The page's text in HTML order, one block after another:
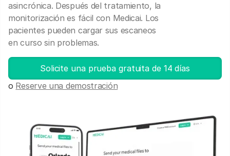
asincrónica. Después del tratamiento, la
monitorización es fácil con Medicai. Los
pacientes pueden cargar sus escaneos
en curso sin problemas.
Solicite una prueba gratuita de 14 días
o Reserve una demostración